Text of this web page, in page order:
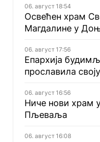
06. август 18:54
Освећен храм
Магдалине у
06. август 17:56
Епархија
прославила
06. август 16:56
Ниче нови храм
Пљеваља
06. август 16:08